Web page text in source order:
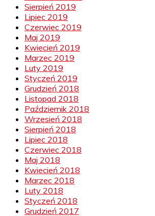
Sierpień 2019
Lipiec 2019
Czerwiec 2019
Maj 2019
Kwiecień 2019
Marzec 2019
Luty 2019
Styczeń 2019
Grudzień 2018
Listopad 2018
Październik 2018
Wrzesień 2018
Sierpień 2018
Lipiec 2018
Czerwiec 2018
Maj 2018
Kwiecień 2018
Marzec 2018
Luty 2018
Styczeń 2018
Grudzień 2017